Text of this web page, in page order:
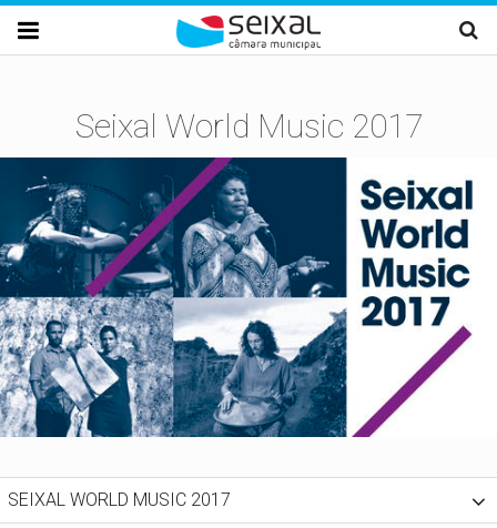
Passar para o conteúdo principal

Seixal World Music 2017
SEIXAL WORLD MUSIC 2017